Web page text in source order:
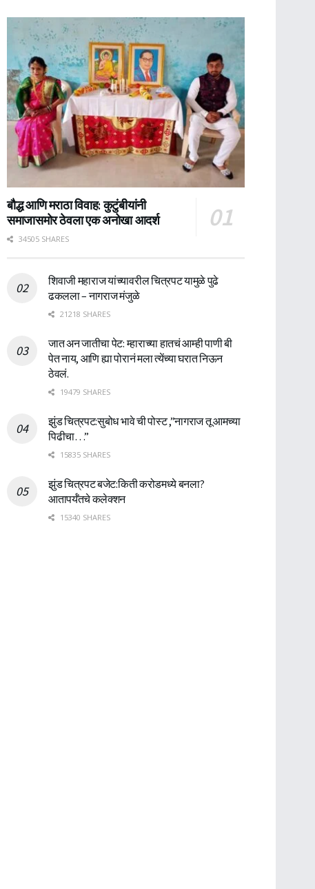
बौद्ध आणि मराठा विवाह: कुटुंबीयांनी
समाजासमोर ठेवला एक अनोखा आदर्श
34505 SHARES
शिवाजी महाराज यांच्यावरील चित्रपट यामुळे पुढे
ढकलला – नागराज मंजुळे
21218 SHARES
जात अन जातीचा पेट: म्हाराच्या हातचं आम्ही पाणी बी
पेत नाय, आणि ह्या पोरानं मला त्येंच्या घरात निऊन
ठेवलं.
19479 SHARES
झुंड चित्रपट:सुबोध भावे ची पोस्ट ,”नागराज तू आमच्या
पिढीचा…”
15835 SHARES
झुंड चित्रपट बजेट:किती करोडमध्ये बनला?
आतापर्यँतचे कलेक्शन
15340 SHARES